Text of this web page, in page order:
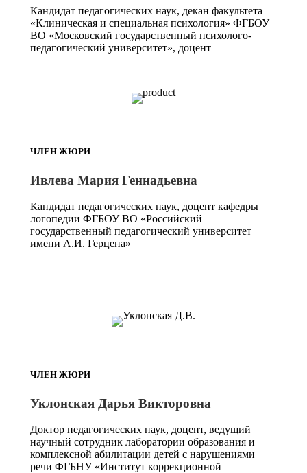
Кандидат педагогических наук, декан факультета
«Клиническая и специальная психология» ФГБОУ
ВО «Московский государственный психолого-
педагогический университет», доцент
ЧЛЕН ЖЮРИ
Ивлева Мария Геннадьевна
Кандидат педагогических наук, доцент кафедры
логопедии ФГБОУ ВО «Российский
государственный педагогический университет
имени А.И. Герцена»
ЧЛЕН ЖЮРИ
Уклонская Дарья Викторовна
Доктор педагогических наук, доцент, ведущий
научный сотрудник лаборатории образования и
комплексной абилитации детей с нарушениями
речи ФГБНУ «Институт коррекционной